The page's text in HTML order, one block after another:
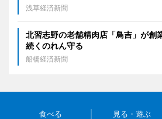
浅草経済新聞
北習志野の老舗精肉店「鳥吉」が
続くのれん守る
船橋経済新聞
食べる 見る・遊ぶ